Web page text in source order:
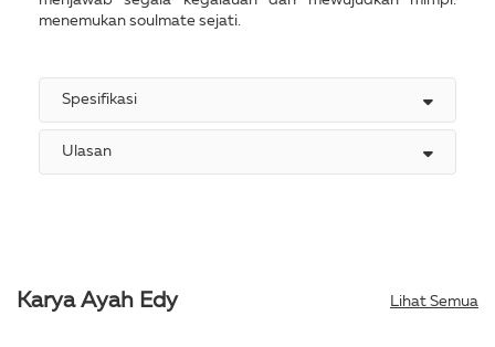
menemukan soulmate sejati.
Spesifikasi
Ulasan
Karya Ayah Edy Lihat Semua